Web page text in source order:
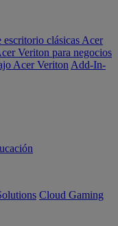
escritorio clásicas Acer
Veriton para negocios
Acer Veriton Add-In-
Cloud Gaming